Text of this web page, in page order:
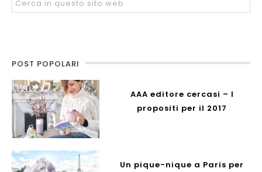
POST POPOLARI
AAA editore cercasi – I
propositi per il 2017
Un pique-nique a Paris per